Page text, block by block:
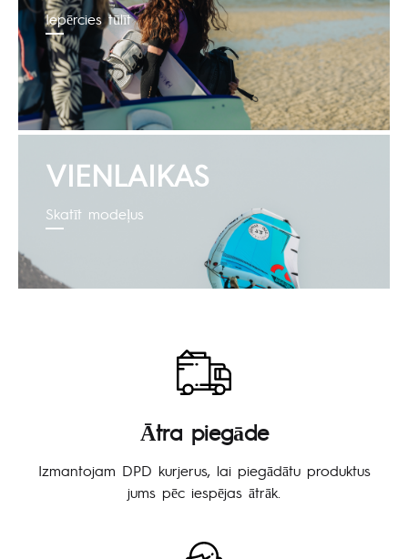
VIENLAIKAS
Skatīt modeļus
Iepērcies tūlīt
Ātra piegāde
Izmantojam DPD kurjerus, lai piegādātu produktus
jums pēc iespējas ātrāk.